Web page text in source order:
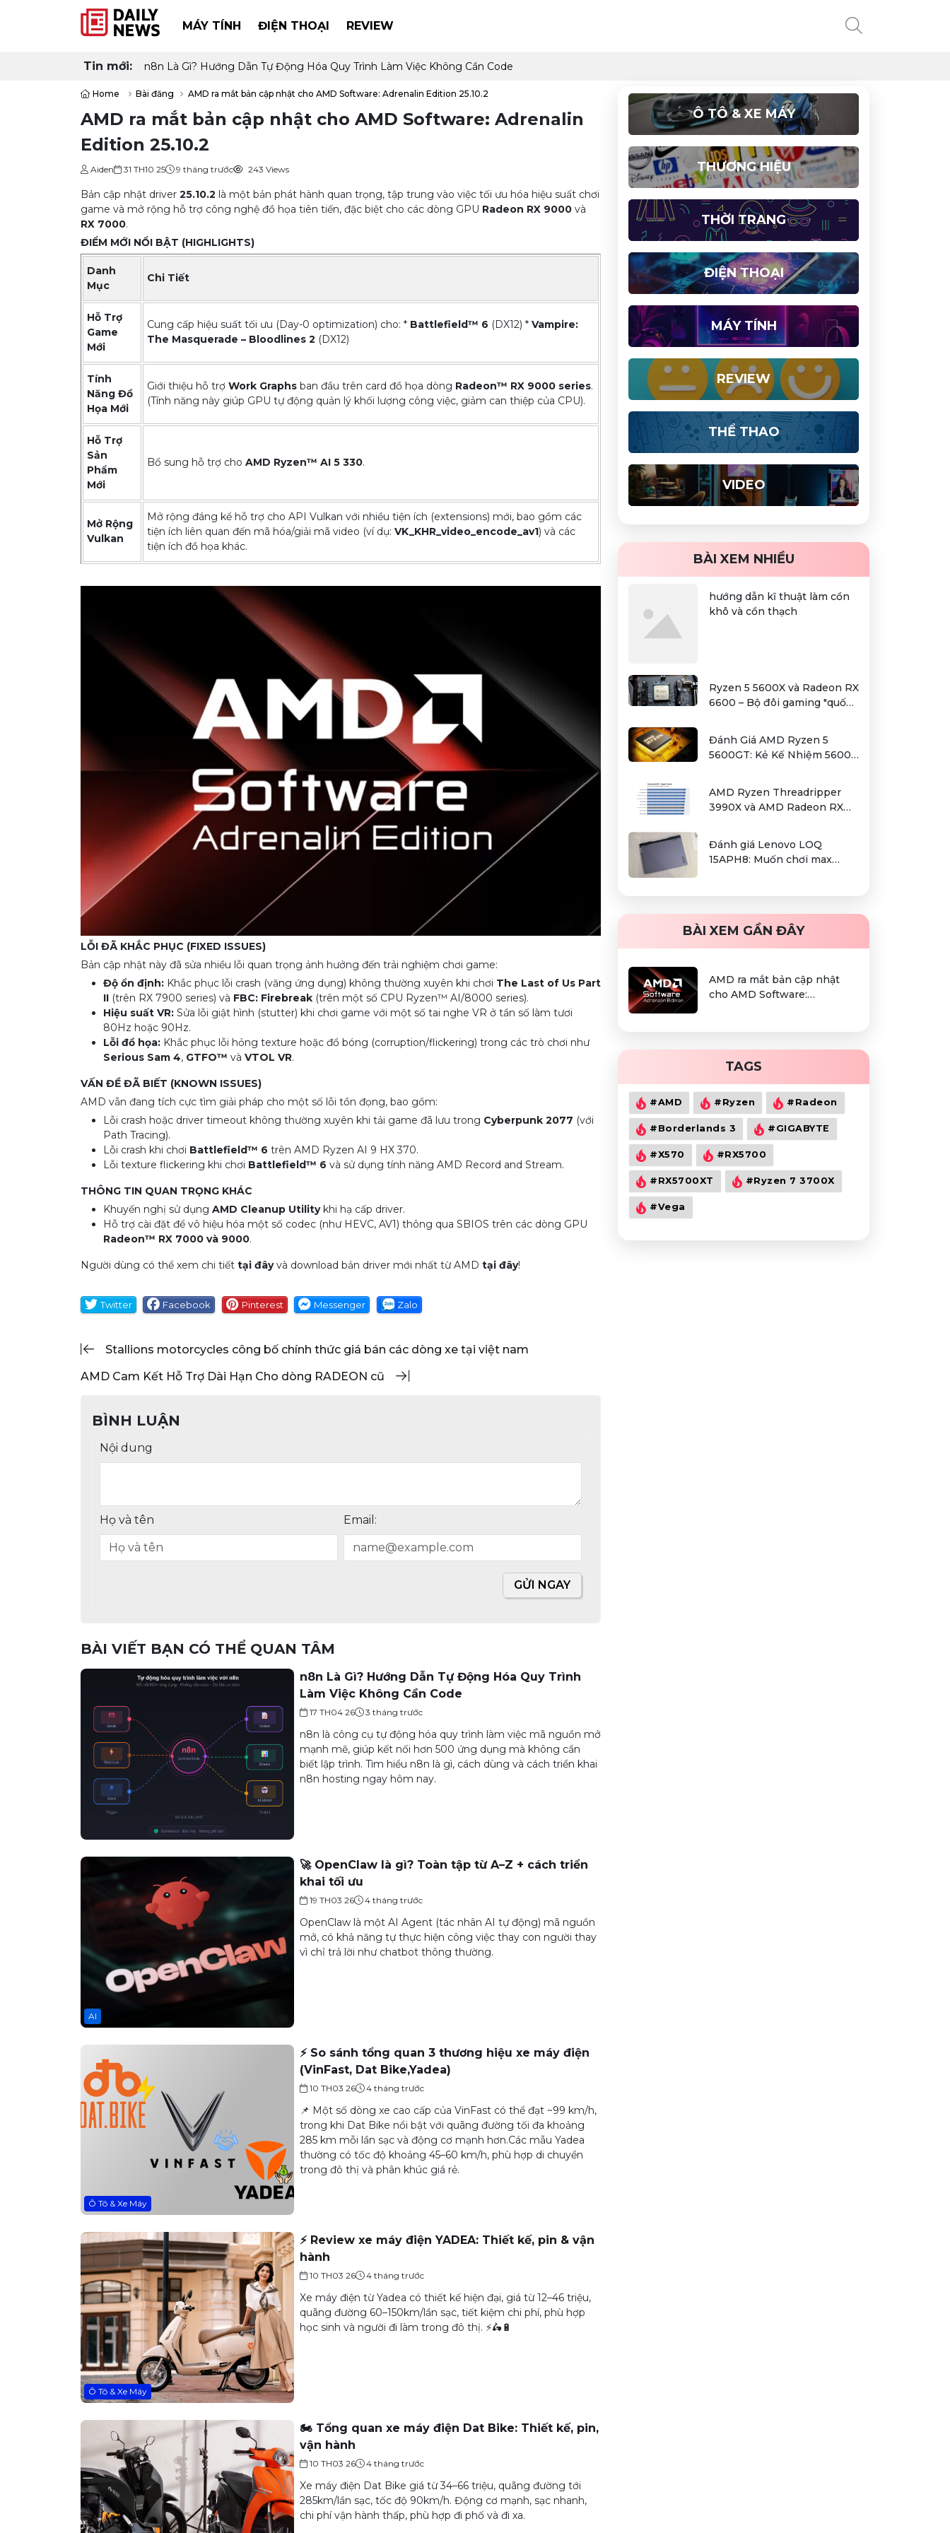
MÁY TÍNH ĐIỆN THOẠI REVIEW
Tin mới: n8n Là Gì? Hướng Dẫn Tự Động Hóa Quy Trình Làm Việc Không Cần Code
Home Bài đăng AMD ra mắt bản cập nhật cho AMD Software: Adrenalin Edition 25.10.2
AMD ra mắt bản cập nhật cho AMD Software: Adrenalin
Edition 25.10.2
Aiden 31 TH10 25 9 tháng trước 243 Views
Bản cập nhật driver 25.10.2 là một bản phát hành quan trọng, tập trung vào việc tối ưu hóa hiệu suất chơi
game và mở rộng hỗ trợ công nghệ đồ họa tiên tiến, đặc biệt cho các dòng GPU Radeon RX 9000 và
RX 7000.
ĐIỂM MỚI NỔI BẬT (HIGHLIGHTS)
Danh
Mục
Chi Tiết
Hỗ Trợ
Game
Mới
Cung cấp hiệu suất tối ưu (Day-0 optimization) cho: * Battlefield™ 6 (DX12) * Vampire:
The Masquerade – Bloodlines 2 (DX12)
Tính
Năng Đồ
Họa Mới
Giới thiệu hỗ trợ Work Graphs ban đầu trên card đồ họa dòng Radeon™ RX 9000 series.
(Tính năng này giúp GPU tự động quản lý khối lượng công việc, giảm can thiệp của CPU).
Hỗ Trợ
Sản
Phẩm
Mới
Bổ sung hỗ trợ cho AMD Ryzen™ AI 5 330.
Mở Rộng
Vulkan
Mở rộng đáng kể hỗ trợ cho API Vulkan với nhiều tiện ích (extensions) mới, bao gồm các
tiện ích liên quan đến mã hóa/giải mã video (ví dụ: VK_KHR_video_encode_av1) và các
tiện ích đồ họa khác.
LỖI ĐÃ KHẮC PHỤC (FIXED ISSUES)
Bản cập nhật này đã sửa nhiều lỗi quan trọng ảnh hưởng đến trải nghiệm chơi game:
Độ ổn định: Khắc phục lỗi crash (văng ứng dụng) không thường xuyên khi chơi The Last of Us Part
II (trên RX 7900 series) và FBC: Firebreak (trên một số CPU Ryzen™ AI/8000 series).
Hiệu suất VR: Sửa lỗi giật hình (stutter) khi chơi game với một số tai nghe VR ở tần số làm tươi
80Hz hoặc 90Hz.
Lỗi đồ họa: Khắc phục lỗi hỏng texture hoặc đổ bóng (corruption/flickering) trong các trò chơi như
Serious Sam 4, GTFO™ và VTOL VR.
VẤN ĐỀ ĐÃ BIẾT (KNOWN ISSUES)
AMD vẫn đang tích cực tìm giải pháp cho một số lỗi tồn đọng, bao gồm:
Lỗi crash hoặc driver timeout không thường xuyên khi tải game đã lưu trong Cyberpunk 2077 (với
Path Tracing).
Lỗi crash khi chơi Battlefield™ 6 trên AMD Ryzen AI 9 HX 370.
Lỗi texture flickering khi chơi Battlefield™ 6 và sử dụng tính năng AMD Record and Stream.
THÔNG TIN QUAN TRỌNG KHÁC
Khuyến nghị sử dụng AMD Cleanup Utilitykhi hạ cấp driver.
Hỗ trợ cài đặt để vô hiệu hóa một số codec (như HEVC, AV1) thông qua SBIOS trên các dòng GPU
Radeon™ RX 7000 và 9000.
Người dùng có thể xem chi tiết tại đâyvà download bản driver mới nhất từ AMD tại đây!
Twitter Facebook Pinterest Messenger Zalo
stallions motorcycles công bố chính thức giá bán các dòng xe tại việt nam
AMD Cam Kết Hỗ Trợ Dài Hạn Cho dòng RADEON cũ
BÌNH LUẬN
Nội dung
Họ và tên Email:
GỬI NGAY
BÀI VIẾT BẠN CÓ THỂ QUAN TÂM
n8n Là Gì? Hướng Dẫn Tự Động Hóa Quy Trình
Làm Việc Không Cần Code
17 TH04 26 3 tháng trước
n8n là công cụ tự động hóa quy trình làm việc mã nguồn mở
mạnh mẽ, giúp kết nối hơn 500 ứng dụng mà không cần
biết lập trình. Tìm hiểu n8n là gì, cách dùng và cách triển khai
n8n hosting ngay hôm nay.
AI
🚀 OpenClaw là gì? Toàn tập từ A–Z + cách triển
khai tối ưu
19 TH03 26 4 tháng trước
OpenClaw là một AI Agent (tác nhân AI tự động) mã nguồn
mở, có khả năng tự thực hiện công việc thay con người thay
vì chỉ trả lời như chatbot thông thường.
Ô Tô & Xe Máy
⚡ So sánh tổng quan 3 thương hiệu xe máy điện
(VinFast, Dat Bike,Yadea)
10 TH03 26 4 tháng trước
📌 Một số dòng xe cao cấp của VinFast có thể đạt ~99 km/h,
trong khi Dat Bike nổi bật với quãng đường tối đa khoảng
285 km mỗi lần sạc và động cơ mạnh hơn.Các mẫu Yadea
thường có tốc độ khoảng 45–60 km/h, phù hợp di chuyển
trong đô thị và phân khúc giá rẻ.
Ô Tô & Xe Máy
⚡ Review xe máy điện YADEA: Thiết kế, pin & vận
hành
10 TH03 26 4 tháng trước
Xe máy điện từ Yadea có thiết kế hiện đại, giá từ 12–46 triệu,
quãng đường 60–150km/lần sạc, tiết kiệm chi phí, phù hợp
học sinh và người đi làm trong đô thị. ⚡🛵🔋
🏍️ Tổng quan xe máy điện Dat Bike: Thiết kế, pin,
vận hành
10 TH03 26 4 tháng trước
Xe máy điện Dat Bike giá từ 34–66 triệu, quãng đường tới
285km/lần sạc, tốc độ 90km/h. Động cơ mạnh, sạc nhanh,
chi phí vận hành thấp, phù hợp đi phố và đi xa.
Ô TÔ & XE MÁY
THƯƠNG HIỆU
THỜI TRANG
ĐIỆN THOẠI
MÁY TÍNH
REVIEW
THỂ THAO
VIDEO
BÀI XEM NHIỀU
hướng dẫn kĩ thuật làm cồn
khô và cồn thạch
Ryzen 5 5600X và Radeon RX
6600 – Bộ đôi gaming "quốc
Đánh Giá AMD Ryzen 5
5600GT: Kẻ Kế Nhiệm 5600G
AMD Ryzen Threadripper
3990X và AMD Radeon RX
cơm cho người dùng làm đồ
hoạ chuyên nghiệp
Đánh giá Lenovo LOQ
15APH8: Muốn chơi max
BÀI XEM GẦN ĐÂY
AMD ra mắt bản cập nhật
cho AMD Software:
TAGS
#AMD #Ryzen #Radeon
#Borderlands 3 #GIGABYTE
#X570 #RX5700
#RX5700XT #Ryzen 7 3700X
#Vega